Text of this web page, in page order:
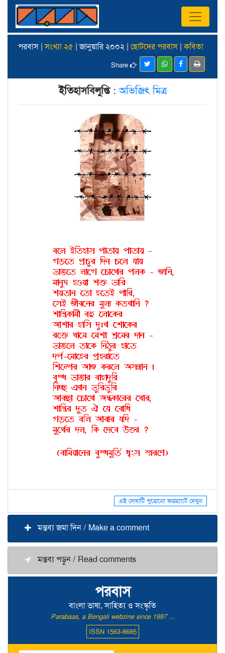
পরবাস
বাংলা ভাষা, সাহিত্য ও সংস্কৃতি
Parabaas, a Bengali webzine since 1997 ...
ISSN 1563-8685
পরবাস |সংখ্যা ২৫ | জানুয়ারি ২০০২ | ছোটদের পরবাস |কবিতা
Share
ইতিহাসবিলুপ্তি :অভিজিৎ মিত্র
এই লেখাটি পুরোনো ফরম্যাটে দেখুন
মন্তব্য জমা দিন / Make a comment
মন্তব্য পড়ুন / Read comments